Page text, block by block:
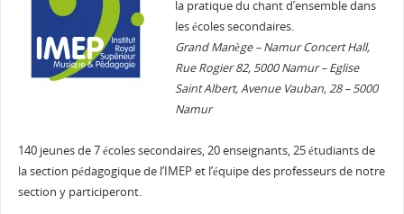
la pratique du chant d’ensemble dans
les écoles secondaires.
Grand Manège – Namur Concert Hall,
Rue Rogier 82, 5000 Namur – Eglise
Saint Albert, Avenue Vauban, 28 – 5000
Namur
140 jeunes de 7 écoles secondaires, 20 enseignants, 25 étudiants de
la section pédagogique de l’IMEP et l’équipe des professeurs de notre
section y participeront.